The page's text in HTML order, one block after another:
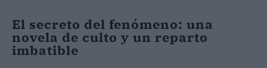
El secreto del fenómeno: una
novela de culto y un reparto
imbatible